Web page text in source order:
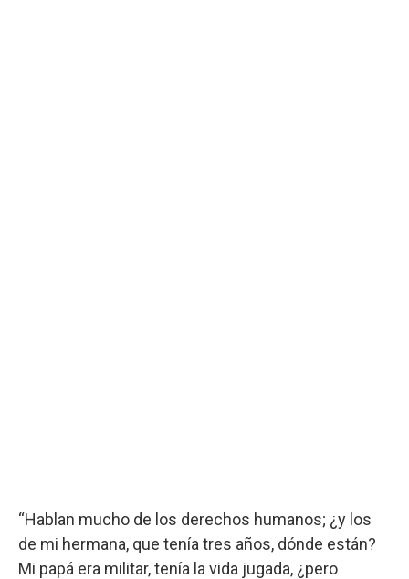
“Hablan mucho de los derechos humanos; ¿y los
de mi hermana, que tenía tres años, dónde están?
Mi papá era militar, tenía la vida jugada, ¿pero